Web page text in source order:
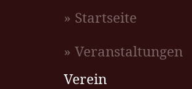
» Startseite
» Veranstaltungen
Verein